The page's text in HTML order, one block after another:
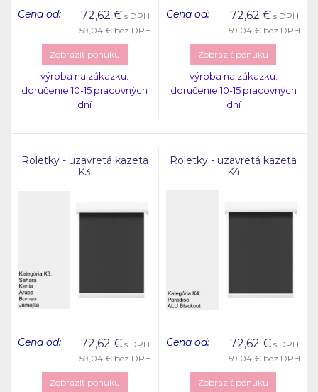
Cena od: 72,62 € s DPH
59,04 € bez DPH
Zobraziť ponuku
výroba na zákazku:
doručenie 10-15 pracovných
dní
Cena od: 72,62 € s DPH
59,04 € bez DPH
Zobraziť ponuku
výroba na zákazku:
doručenie 10-15 pracovných
dní
Roletky - uzavretá kazeta
K3
Cena od: 72,62 € s DPH
59,04 € bez DPH
Zobraziť ponuku
Roletky - uzavretá kazeta
K4
Cena od: 72,62 € s DPH
59,04 € bez DPH
Zobraziť ponuku